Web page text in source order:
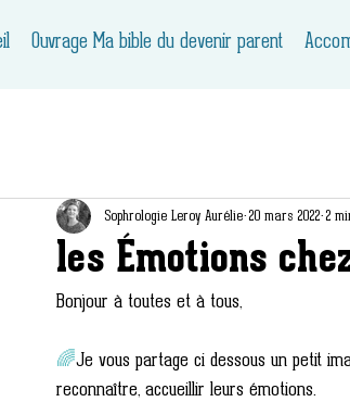
Ouvrage Ma bible du devenir parent
les Émotions
Sophrologie Leroy Aurélie 20 mars 2022 2
Bonjour à toutes et à tous,
🌈Je vous partage ci dessous un petit
reconnaître, accueillir leurs émotions.